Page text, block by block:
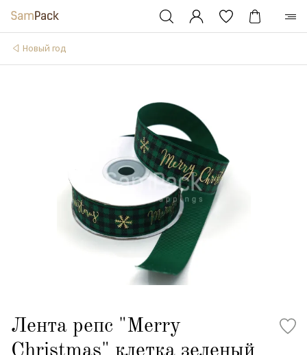
Новый год
Лента репс "Merry
Christmas" клетка зеленый